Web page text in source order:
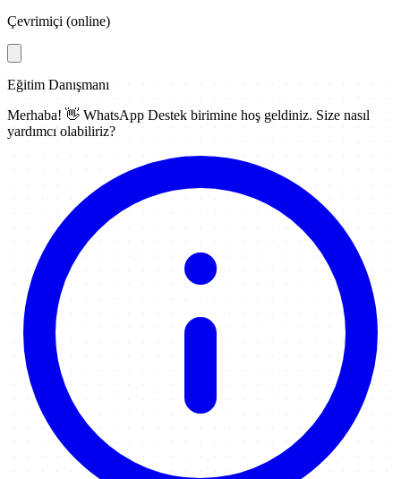
Çevrimiçi (online)
Eğitim Danışmanı
Merhaba! 👋 WhatsApp Destek birimine hoş geldiniz. Size nasıl
yardımcı olabiliriz?